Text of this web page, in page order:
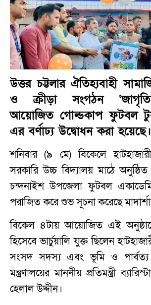
উত্তর চট্টলার ঐতিহ্যবাহী
ও ক্রীড়া সংগঠন
আয়োজিত গোল্ডকাপ ফুটবল
এর বর্ণাঢ্য উদ্বোধন করা হয়েছে।
শনিবার (৯ মে) বিকেলে
সরকারি উচ্চ বিদ্যালয় মাঠে
চন্দনাইশ উপজেলা ফুটবল
পরাজিত করে শুভ সূচনা করেছে
বিকেল ৪টায় আয়োজিত এই
হিসেবে ভার্চুয়ালি যুক্ত ছিলেন
সংসদ সদস্য এবং ভূমি ও পার্বত্য
মন্ত্রণালয়ের মাননীয় প্রতিমন্ত্রী
হেলাল উদ্দীন।